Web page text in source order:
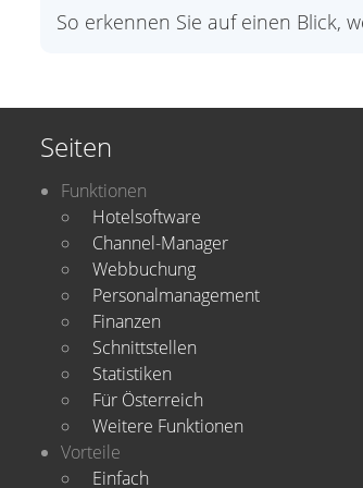
So erkennen Sie auf einen Blick,
Seiten
Funktionen
Hotelsoftware
Channel-Manager
Webbuchung
Personalmanagement
Finanzen
Schnittstellen
Statistiken
Für Österreich
Weitere Funktionen
Vorteile
Einfach